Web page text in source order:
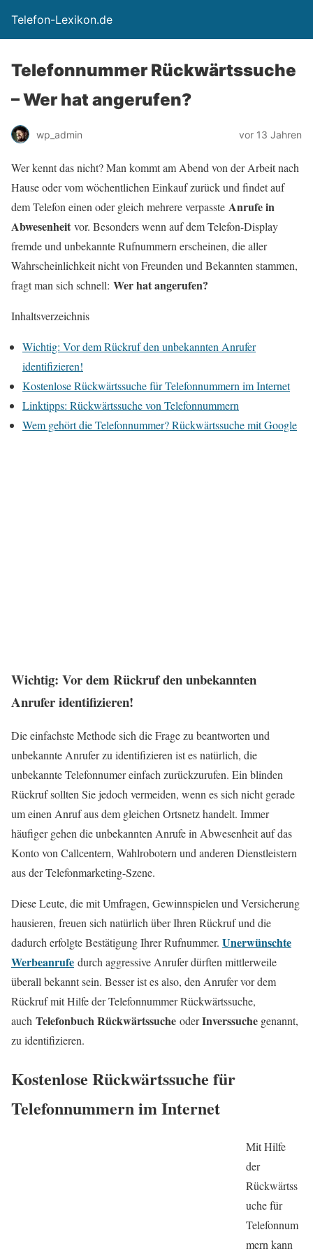
Telefon-Lexikon.de
Telefonnummer Rückwärtssuche
– Wer hat angerufen?
wp_admin vor 13 Jahren
Wer kennt das nicht? Man kommt am Abend von der Arbeit nach
Hause oder vom wöchentlichen Einkauf zurück und findet auf
dem Telefon einen oder gleich mehrere verpasste Anrufe in
Abwesenheit vor. Besonders wenn auf dem Telefon-Display
fremde und unbekannte Rufnummern erscheinen, die aller
Wahrscheinlichkeit nicht von Freunden und Bekannten stammen,
fragt man sich schnell: Wer hat angerufen?
Inhaltsverzeichnis
Wichtig: Vor dem Rückruf den unbekannten Anrufer
identifizieren!
Kostenlose Rückwärtssuche für Telefonnummern im Internet
Linktipps: Rückwärtssuche von Telefonnummern
Wem gehört die Telefonnummer? Rückwärtssuche mit Google
Wichtig: Vor dem Rückruf den unbekannten
Anrufer identifizieren!
Die einfachste Methode sich die Frage zu beantworten und
unbekannte Anrufer zu identifizieren ist es natürlich, die
unbekannte Telefonnumer einfach zurückzurufen. Ein blinden
Rückruf sollten Sie jedoch vermeiden, wenn es sich nicht gerade
um einen Anruf aus dem gleichen Ortsnetz handelt. Immer
häufiger gehen die unbekannten Anrufe in Abwesenheit auf das
Konto von Callcentern, Wahlrobotern und anderen Dienstleistern
aus der Telefonmarketing-Szene.
Diese Leute, die mit Umfragen, Gewinnspielen und Versicherung
hausieren, freuen sich natürlich über Ihren Rückruf und die
dadurch erfolgte Bestätigung Ihrer Rufnummer. Unerwünschte
Werbeanrufe durch aggressive Anrufer dürften mittlerweile
überall bekannt sein. Besser ist es also, den Anrufer vor dem
Rückruf mit Hilfe der Telefonnummer Rückwärtssuche,
auch Telefonbuch Rückwärtssuche oderInverssuche genannt,
zu identifizieren.
Kostenlose Rückwärtssuche für
Telefonnummern im Internet
Mit Hilfe
der
Rückwärtss
uche für
Telefonnum
mern kann